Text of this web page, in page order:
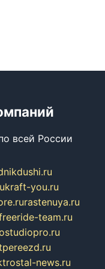
всей России
kraft-you.ru
rastenuya.ru
team.ru
news.ru